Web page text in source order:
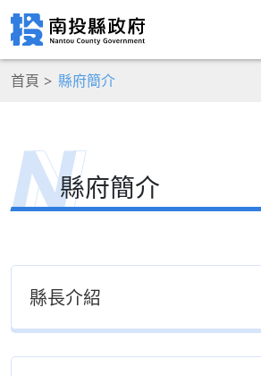
首頁 縣府簡介
縣府簡介
縣長介紹